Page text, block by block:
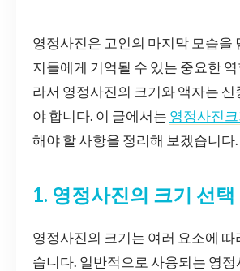
영정사진은 고인의 마지막 모습을
지들에게 기억될 수 있는 중요한
라서 영정사진의 크기와 액자는 신
야 합니다. 이 글에서는 영정사진
해야 할 사항을 정리해 보겠습니다.
1. 영정사진의 크기 선택
영정사진의 크기는 여러 요소에 따
습니다. 일반적으로 사용되는 영